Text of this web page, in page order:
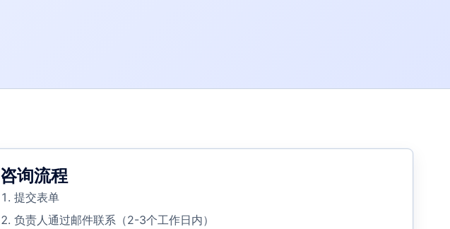
咨询流程
提交表单
负责人通过邮件联系（2-3个工作日内）